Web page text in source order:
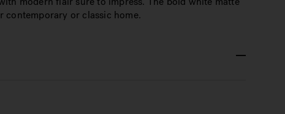
contemporary or classic home.